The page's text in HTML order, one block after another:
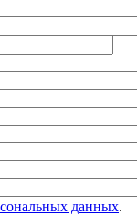
данных.